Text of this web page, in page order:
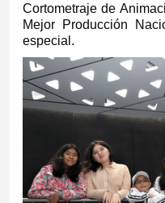
Cortometraje de
Mejor Producción
especial.